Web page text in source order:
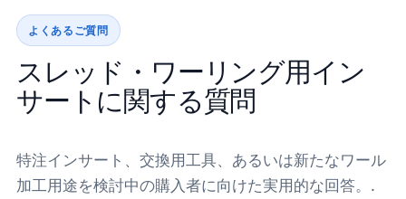
よくあるご質問
スレッド・ワーリング用イン
サートに関する質問
特注インサート、交換用工具、あるいは新たなワール
加工用途を検討中の購入者に向けた実用的な回答。.